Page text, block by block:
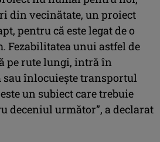
din vecinătate, un proiect
pentru că este legat de o
Fezabilitatea unui astfel de
pe rute lungi, intră în
sau înlocuieşte transportul
un subiect care trebuie
deceniul următor”, a declarat